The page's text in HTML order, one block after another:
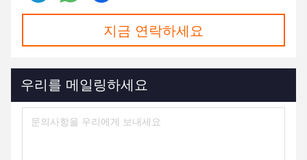
지금 연락하세요
우리를 메일링하세요